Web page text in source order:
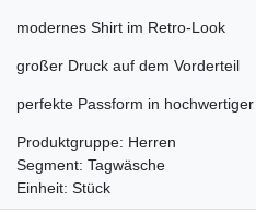
modernes Shirt im Retro-Look
großer Druck auf dem Vorderteil
perfekte Passform in
Produktgruppe: Herren
Segment: Tagwäsche
Einheit: Stück